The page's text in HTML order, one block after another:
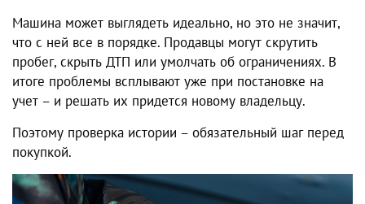
Машина может выглядеть идеально, но это не значит,
что с ней все в порядке. Продавцы могут скрутить
пробег, скрыть ДТП или умолчать об ограничениях. В
итоге проблемы всплывают уже при постановке на
учет – и решать их придется новому владельцу.
Поэтому проверка истории – обязательный шаг перед
покупкой.